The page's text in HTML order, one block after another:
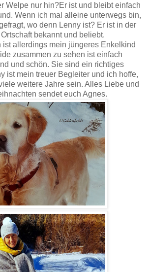
Welpe nur hin?Er ist und bleibt einfach
Wenn ich mal alleine unterwegs bin,
wo denn Lenny ist? Er ist in der
bekannt und beliebt.
ist allerdings mein jüngeres Enkelkind
zusammen zu sehen ist einfach
und schön. Sie sind ein richtiges
ist mein treuer Begleiter und ich hoffe,
weitere Jahre sein. Alles Liebe und
sendet euch Agnes.